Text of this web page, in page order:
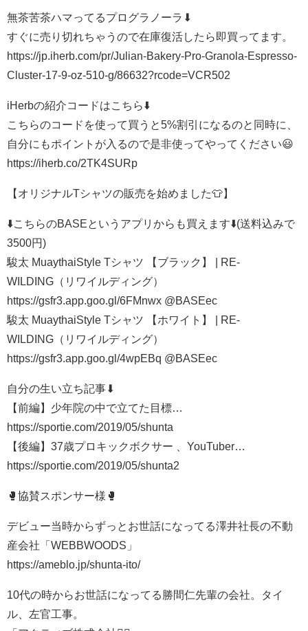
無茶苦茶ハマってるプログラノーラ⬇
すぐに売り切れちゃうので在庫復活したら即買ってます。
https://jp.iherb.com/pr/Julian-Bakery-Pro-Granola-Espresso-
Cluster-17-9-oz-510-g/86632?rcode=VCR502
iHerbの紹介コードはこちら⬇️
こちらのコードを使って買うと5%割引になるのと同時に、
自分にもポイントが入るので是非使ってやってください😃
https://iherb.co/2TK4SURp
【オリジナルTシャツの販売を始めました👕】
⬇️こちらのBASEというアプリからも買えます⬇️(送料込みで
3500円)
駿太 MuaythaiStyle Tシャツ 【ブラック】 | RE-
WILDING（リワイルディング）
https://gsfr3.app.goo.gl/6FMnwx @BASEec
駿太 MuaythaiStyle Tシャツ 【ホワイト】 | RE-
WILDING（リワイルディング）
https://gsfr3.app.goo.gl/4wpEBq @BASEec
自分の生い立ち記事⬇︎
【前編】少年院の中で立てた目標…
https://sportie.com/2019/05/shunta
【後編】37歳プロキックボクサー 、YouTuber…
https://sportie.com/2019/05/shunta2
🥊協賛スポンサー様🥊
デビュー当時からずっとお世話になってる澤井社長の不動
産会社「WEBBWOODS」
https://ameblo.jp/shunta-ito/
10代の時からお世話になってる勝間仁先輩の会社。タイ
ル、左官工事。